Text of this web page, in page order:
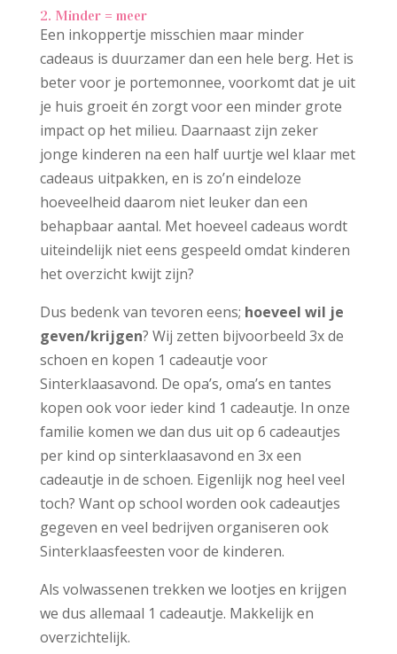
2. Minder = meer
Een inkoppertje misschien maar minder
cadeaus is duurzamer dan een hele berg. Het is
beter voor je portemonnee, voorkomt dat je uit
je huis groeit én zorgt voor een minder grote
impact op het milieu. Daarnaast zijn zeker
jonge kinderen na een half uurtje wel klaar met
cadeaus uitpakken, en is zo’n eindeloze
hoeveelheid daarom niet leuker dan een
behapbaar aantal. Met hoeveel cadeaus wordt
uiteindelijk niet eens gespeeld omdat kinderen
het overzicht kwijt zijn?
Dus bedenk van tevoren eens; hoeveel wil je
geven/krijgen? Wij zetten bijvoorbeeld 3x de
schoen en kopen 1 cadeautje voor
Sinterklaasavond. De opa’s, oma’s en tantes
kopen ook voor ieder kind 1 cadeautje. In onze
familie komen we dan dus uit op 6 cadeautjes
per kind op sinterklaasavond en 3x een
cadeautje in de schoen. Eigenlijk nog heel veel
toch? Want op school worden ook cadeautjes
gegeven en veel bedrijven organiseren ook
Sinterklaasfeesten voor de kinderen.
Als volwassenen trekken we lootjes en krijgen
we dus allemaal 1 cadeautje. Makkelijk en
overzichtelijk.